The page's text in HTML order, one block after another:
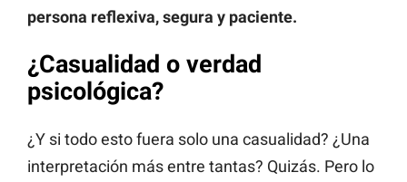
persona reflexiva, segura y paciente.
¿Casualidad o verdad
psicológica?
¿Y si todo esto fuera solo una casualidad? ¿Una
interpretación más entre tantas? Quizás. Pero lo